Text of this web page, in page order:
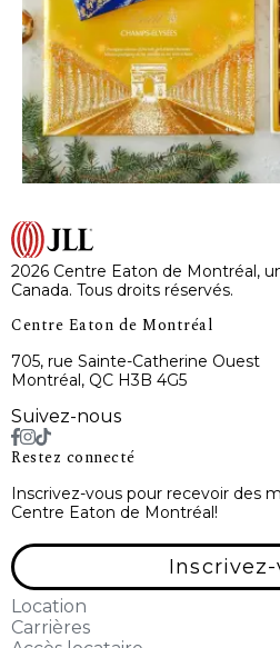
2026 Centre Eaton de Montréal,
Canada. Tous droits réservés.
Centre Eaton de Montréal
705, rue Sainte-Catherine Ouest
Montréal, QC H3B 4G5
Suivez-nous
Restez connecté
Inscrivez-vous pour recevoir des
Centre Eaton de Montréal!
Inscrivez-
Location
Carrières